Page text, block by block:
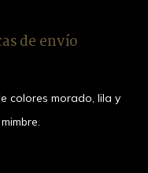
de envío
colores morado, lila y